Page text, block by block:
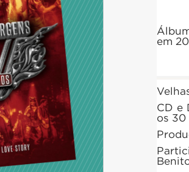
em
CD e
os 30